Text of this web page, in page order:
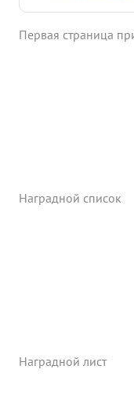
точно вьходит
Первая страница
Наградной список
Наградной лист